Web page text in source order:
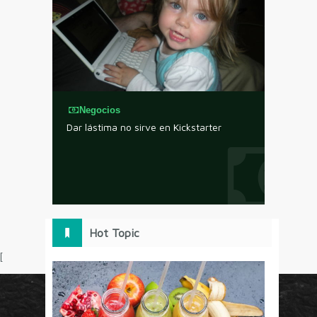
Negocios
Dar lástima no sirve en Kickstarter
Hot Topic
[